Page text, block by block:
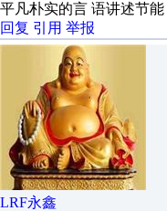
平凡朴实的言 语讲述节能
回复 引用 举报
LRF永鑫